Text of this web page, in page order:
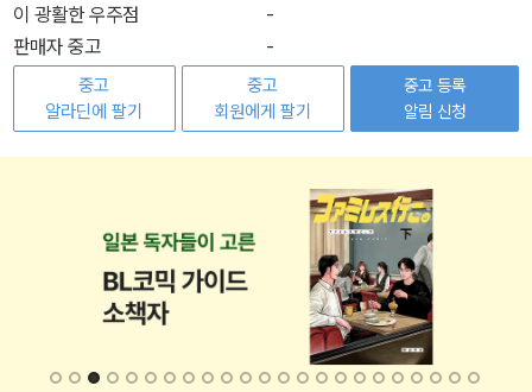
이 광활한 우주점
-
판매자 중고
-
중고
알라딘에 팔기
중고
회원에게 팔기
중고 등록
알림 신청